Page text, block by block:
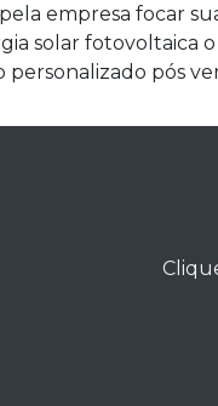
empresa focar
solar fotovoltaica
pós